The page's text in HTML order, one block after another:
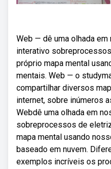
Web — dê uma olhada
interativo
próprio mapa mental
mentais. Web — o
compartilhar diversos
internet, sobre inúmeros
Webdê uma olhada em
sobreprocessos de
mapa mental usando
baseado em nuvem.
exemplos incríveis os